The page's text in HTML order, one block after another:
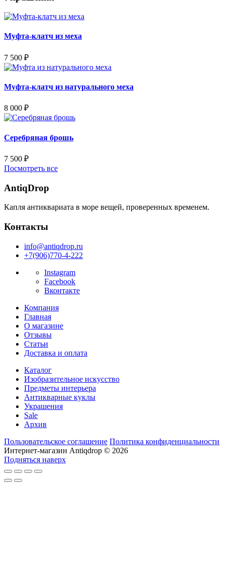
Муфта-клатч из меха
7 500 ₽
Муфта-клатч из натурального меха
8 000 ₽
Серебряная брошь
7 500 ₽
Посмотреть все
AntiqDrop
Капля антиквариата в море вещей, проверенных временем.
Контакты
info@antiqdrop.ru
+7(906)770-4-222
Instagram
Facebook
Вконтакте
Компания
Главная
О магазине
Отзывы
Статьи
Доставка и оплата
Каталог
Изобразительное искусство
Предметы интерьера
Антикварные куклы
Украшения
Sale
Архив
Пользовательское соглашение Политика конфиденциальности
Интернет-магазин Antiqdrop © 2026
Подняться наверх